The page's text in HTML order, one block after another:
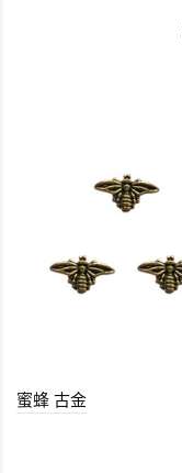
蜜蜂 古金